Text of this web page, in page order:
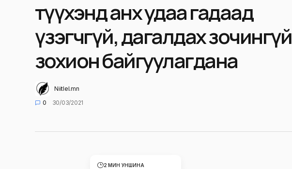
түүхэнд анх удаа гадаад
үзэгчгүй, дагалдах зочингүй
зохион байгуулагдана
Niitlel.mn
0
30/03/2021
2 МИН УНШИНА